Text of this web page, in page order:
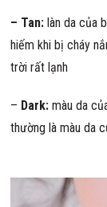
– Tan: làn da của
hiếm khi bị cháy
trời rất lạnh
– Dark: màu da
thường là màu da